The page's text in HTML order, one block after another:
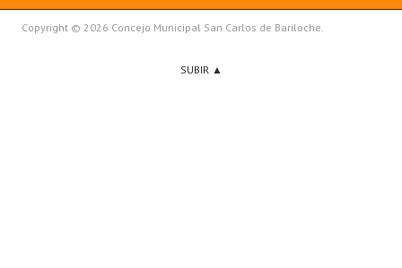
Copyright © 2026 Concejo Municipal San Carlos de Bariloche.
SUBIR ▲